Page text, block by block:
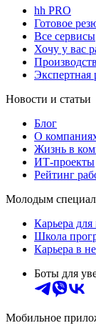
hh PRO
Готовое
Все сервисы
Хочу у вас
Экспертная
Новости и статьи
Блог
О
Жизнь в
ИТ-проекты
Рейтинг
Молодым
Карьера
Школа
Карьера в
Боты для
Мобильное